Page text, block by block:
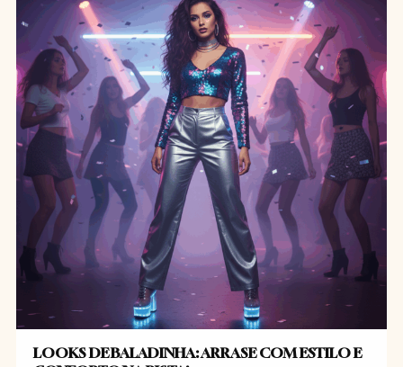
LOOKS DE BALADINHA: ARRASE COM ESTILO E